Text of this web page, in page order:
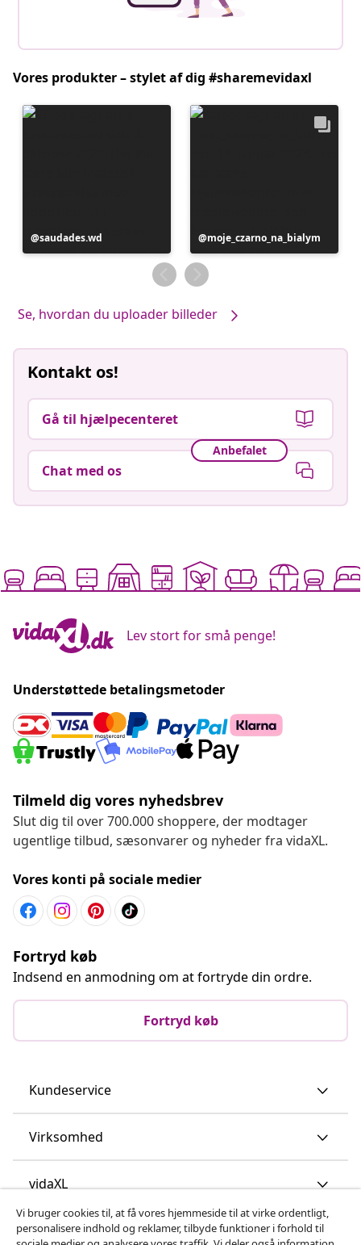
Vores produkter – stylet af dig #sharemevidaxl
Opslag
offentliggjort
saudades.wd
Opslag
offentliggjort
af
moje_czarno_na_bialym
Se, hvordan du uploader billeder
Kontakt os!
Gå til hjælpecenteret
Anbefalet
Chat med os
Lev stort for små penge!
Understøttede betalingsmetoder
Tilmeld dig vores nyhedsbrev
Slut dig til over 700.000 shoppere, der modtager
ugentlige tilbud, sæsonvarer og nyheder fra vidaXL.
Vores konti på sociale medier
Fortryd køb
Indsend en anmodning om at fortryde din ordre.
Fortryd køb
Kundeservice
Virksomhed
vidaXL
Opdag mere
Vi bruger cookies til, at få vores hjemmeside til at virke ordentligt,
personalisere indhold og reklamer, tilbyde funktioner i forhold til